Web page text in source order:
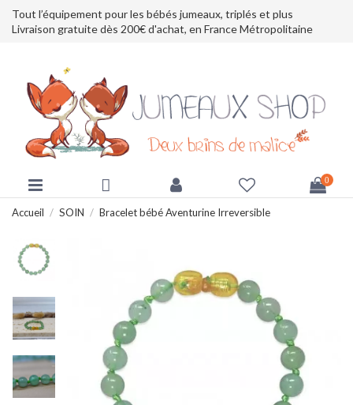
Tout l’équipement pour les bébés jumeaux, triplés et plus
Livraison gratuite dès 200€ d'achat, en France Métropolitaine
0
Accueil SOIN Bracelet bébé Aventurine Irreversible